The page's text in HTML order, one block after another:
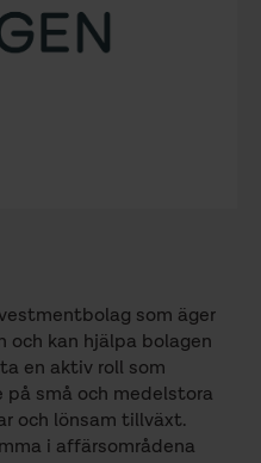
som äger
och kan hjälpa bolagen
en aktiv roll som
på små och medelstora
och lönsam tillväxt.
i affärsområdena